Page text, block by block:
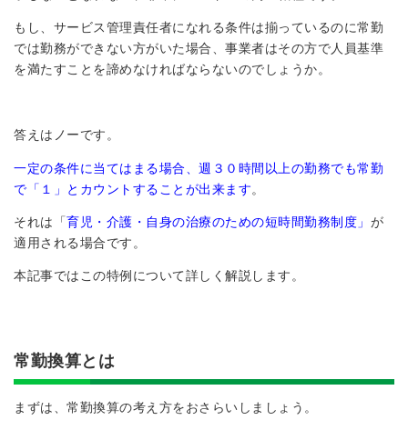
もし、サービス管理責任者になれる条件は揃っているのに常勤
では勤務ができない方がいた場合、事業者はその方で人員基準
を満たすことを諦めなければならないのでしょうか。
答えはノーです。
一定の条件に当てはまる場合、週３０時間以上の勤務でも常勤
で「１」とカウントすることが出来ます。
それは「育児・介護・自身の治療のための短時間勤務制度」 が
適用される場合です。
本記事ではこの特例について詳しく解説します。
常勤換算とは
まずは、常勤換算の考え方をおさらいしましょう。